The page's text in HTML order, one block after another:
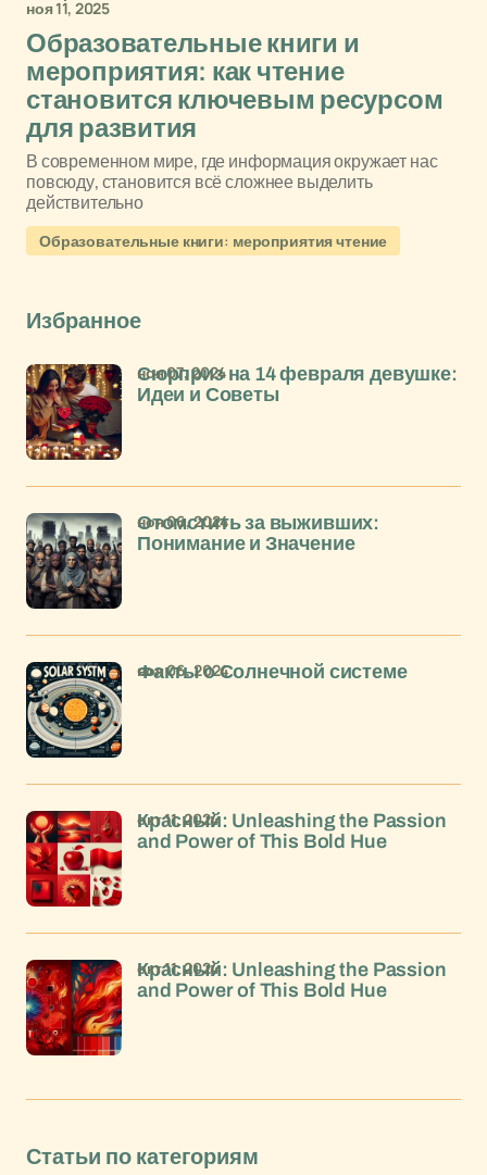
ноя 11, 2025
Образовательные книги и
мероприятия: как чтение
становится ключевым ресурсом
для развития
В современном мире, где информация окружает нас
повсюду, становится всё сложнее выделить
действительно
Образовательные книги: мероприятия чтение
Избранное
Сюрприз на 14 февраля девушке:
Идеи и Советы
ноя 07, 2024
Отомстить за выживших:
Понимание и Значение
ноя 06, 2024
Факты о Солнечной системе
ноя 06, 2024
Красный: Unleashing the Passion
and Power of This Bold Hue
окт 11, 2024
Красный: Unleashing the Passion
and Power of This Bold Hue
окт 11, 2024
Статьи по категориям